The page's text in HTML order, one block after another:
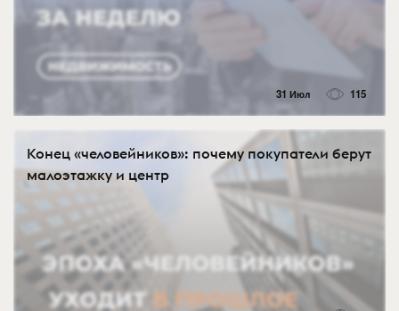
31 Июл 115
Конец «человейников»: почему покупатели берут
малоэтажку и центр